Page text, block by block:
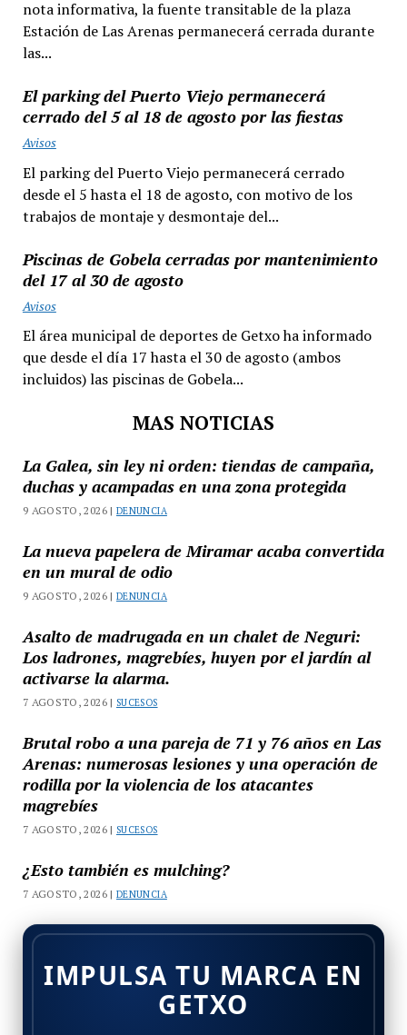
nota informativa, la fuente transitable de la plaza
Estación de Las Arenas permanecerá cerrada durante
las...
El parking del Puerto Viejo permanecerá
cerrado del 5 al 18 de agosto por las fiestas
Avisos
El parking del Puerto Viejo permanecerá cerrado
desde el 5 hasta el 18 de agosto, con motivo de los
trabajos de montaje y desmontaje del...
Piscinas de Gobela cerradas por mantenimiento
del 17 al 30 de agosto
Avisos
El área municipal de deportes de Getxo ha informado
que desde el día 17 hasta el 30 de agosto (ambos
incluidos) las piscinas de Gobela...
MAS NOTICIAS
La Galea, sin ley ni orden: tiendas de campaña,
duchas y acampadas en una zona protegida
9 AGOSTO, 2026 |DENUNCIA
La nueva papelera de Miramar acaba convertida
en un mural de odio
9 AGOSTO, 2026 |DENUNCIA
Asalto de madrugada en un chalet de Neguri:
Los ladrones, magrebíes, huyen por el jardín al
activarse la alarma.
7 AGOSTO, 2026 | SUCESOS
Brutal robo a una pareja de 71 y 76 años en Las
Arenas: numerosas lesiones y una operación de
rodilla por la violencia de los atacantes
magrebíes
7 AGOSTO, 2026 | SUCESOS
¿Esto también es mulching?
7 AGOSTO, 2026 |DENUNCIA
IMPULSA TU MARCA EN
GETXO